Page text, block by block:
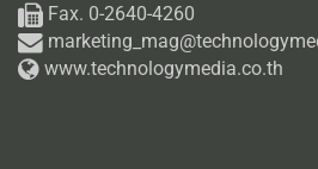
Fax. 0-2640-4260
www.technologymedia.co.th